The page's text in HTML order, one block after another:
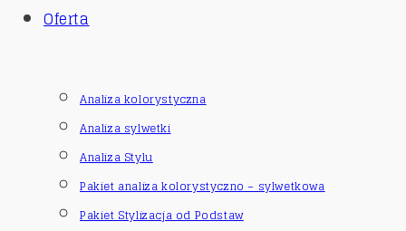
Oferta
Analiza kolorystyczna
Analiza sylwetki
Analiza Stylu
Pakiet analiza kolorystyczno – sylwetkowa
Pakiet Stylizacja od Podstaw